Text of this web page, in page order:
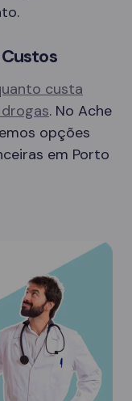
custa
. No Ache
opções
em Porto